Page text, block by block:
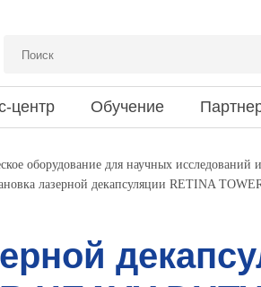
центр
и спецпредложения
новостей
Обучение
оборудование для научных
лазерной декапсуляции RETINA